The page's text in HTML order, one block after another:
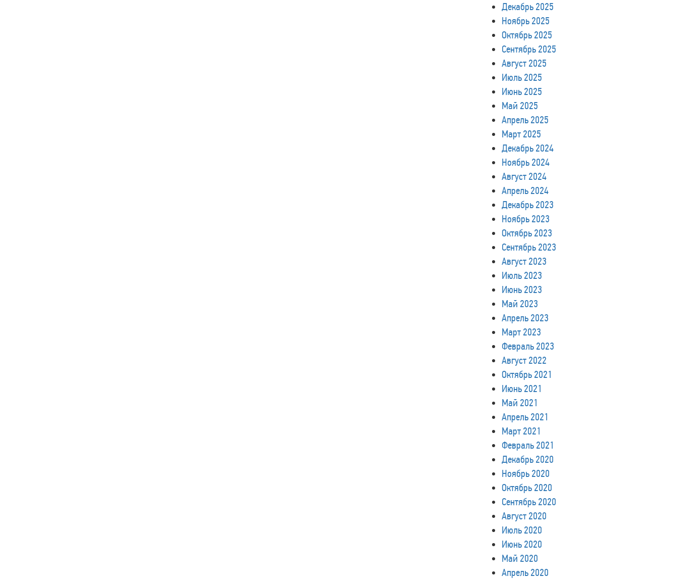
Декабрь 2025
Ноябрь 2025
Октябрь 2025
Сентябрь 2025
Август 2025
Июль 2025
Июнь 2025
Май 2025
Апрель 2025
Март 2025
Декабрь 2024
Ноябрь 2024
Август 2024
Апрель 2024
Декабрь 2023
Ноябрь 2023
Октябрь 2023
Сентябрь 2023
Август 2023
Июль 2023
Июнь 2023
Май 2023
Апрель 2023
Март 2023
Февраль 2023
Август 2022
Октябрь 2021
Июнь 2021
Май 2021
Апрель 2021
Март 2021
Февраль 2021
Декабрь 2020
Ноябрь 2020
Октябрь 2020
Сентябрь 2020
Август 2020
Июль 2020
Июнь 2020
Май 2020
Апрель 2020